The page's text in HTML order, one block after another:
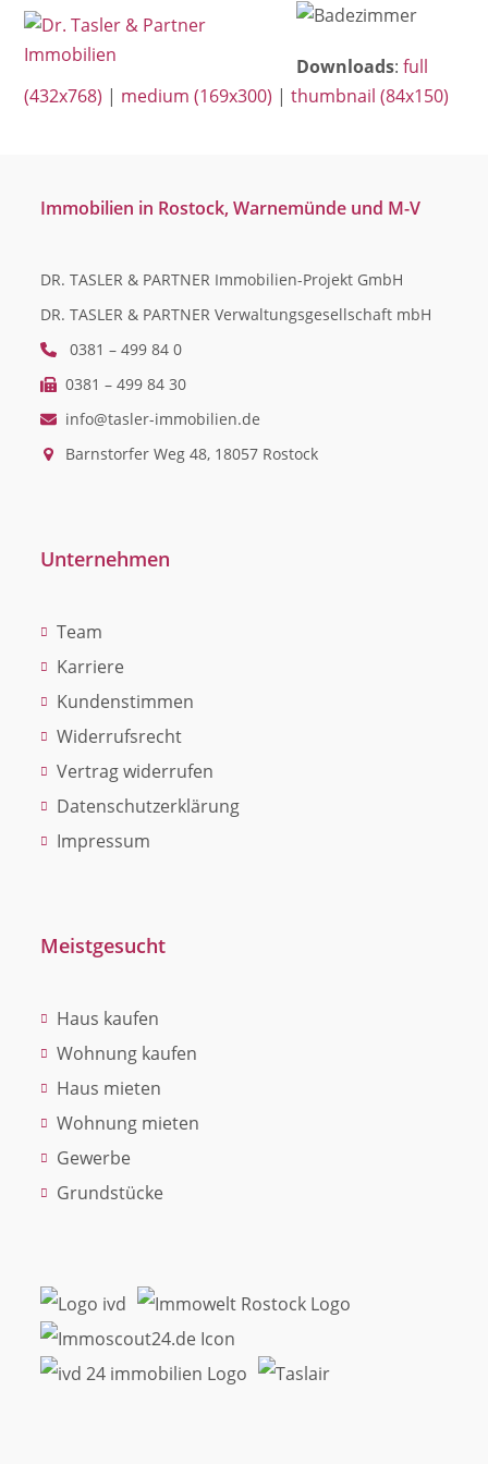
SkipOpen
mobile
menu
Close
mobile
menu
Downloads:full
(432x768) | medium (169x300) |thumbnail (84x150)
Immobilien in Rostock, Warnemünde und M-V
DR. TASLER & PARTNER Immobilien-Projekt GmbH
DR. TASLER & PARTNER Verwaltungsgesellschaft mbH
0381 – 499 84 0
0381 – 499 84 30
info@tasler-immobilien.de
Barnstorfer Weg 48, 18057 Rostock
Unternehmen
Team
Karriere
Kundenstimmen
Widerrufsrecht
Vertrag widerrufen
Datenschutzerklärung
Impressum
Meistgesucht
Haus kaufen
Wohnung kaufen
Haus mieten
Wohnung mieten
Gewerbe
Grundstücke